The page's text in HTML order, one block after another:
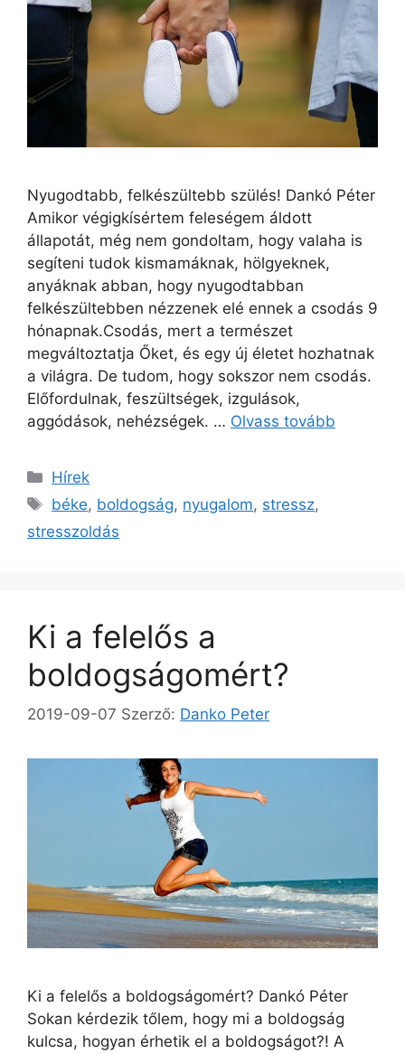
Nyugodtabb, felkészültebb szülés! Dankó Péter
Amikor végigkísértem feleségem áldott
állapotát, még nem gondoltam, hogy valaha is
segíteni tudok kismamáknak, hölgyeknek,
anyáknak abban, hogy nyugodtabban
felkészültebben nézzenek elé ennek a csodás 9
hónapnak.Csodás, mert a természet
megváltoztatja Őket, és egy új életet hozhatnak
a világra. De tudom, hogy sokszor nem csodás.
Előfordulnak, feszültségek, izgulások,
aggódások, nehézségek. … Olvass tovább
Kategória
Hírek
Címkék
béke, boldogság, nyugalom, stressz,
stresszoldás
Ki a felelős a
boldogságomért?
2019-09-07 Szerző: Danko Peter
Ki a felelős a boldogságomért? Dankó Péter
Sokan kérdezik tőlem, hogy mi a boldogság
kulcsa, hogyan érhetik el a boldogságot?! A